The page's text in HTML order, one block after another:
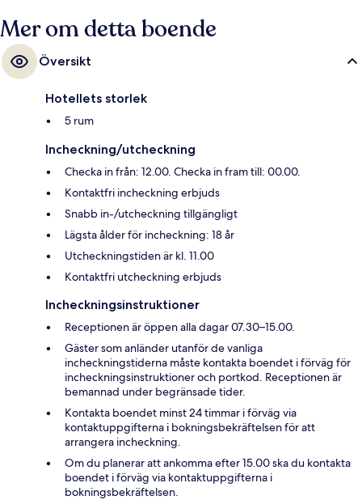
Mer om detta boende
Översikt
Hotellets storlek
5 rum
Incheckning/utcheckning
Checka in från: 12.00. Checka in fram till: 00.00.
Kontaktfri incheckning erbjuds
Snabb in-/utcheckning tillgängligt
Lägsta ålder för incheckning: 18 år
Utcheckningstiden är kl. 11.00
Kontaktfri utcheckning erbjuds
Incheckningsinstruktioner
Receptionen är öppen alla dagar 07.30–15.00.
Gäster som anländer utanför de vanliga
incheckningstiderna måste kontakta boendet i förväg för
incheckningsinstruktioner och portkod. Receptionen är
bemannad under begränsade tider.
Kontakta boendet minst 24 timmar i förväg via
kontaktuppgifterna i bokningsbekräftelsen för att
arrangera incheckning.
Om du planerar att ankomma efter 15.00 ska du kontakta
boendet i förväg via kontaktuppgifterna i
bokningsbekräftelsen.